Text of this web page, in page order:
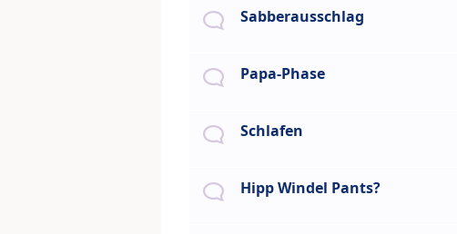
Sabberausschlag
Papa-Phase
Schlafen
Hipp Windel Pants?